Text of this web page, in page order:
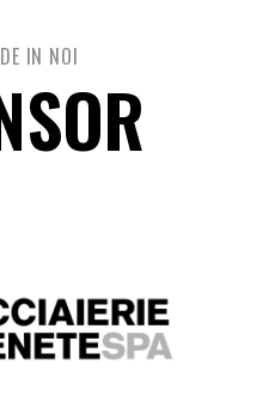
IN NOI